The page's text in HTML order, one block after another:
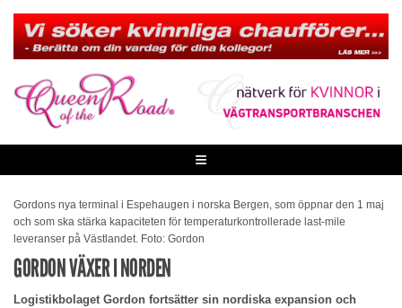
content
≡
Gordons nya terminal i Espehaugen i norska Bergen, som öppnar den 1 maj
och som ska stärka kapaciteten för temperaturkontrollerade last-mile
leveranser på Västlandet. Foto: Gordon
GORDON VÄXER I NORDEN
Logistikbolaget Gordon fortsätter sin nordiska expansion och